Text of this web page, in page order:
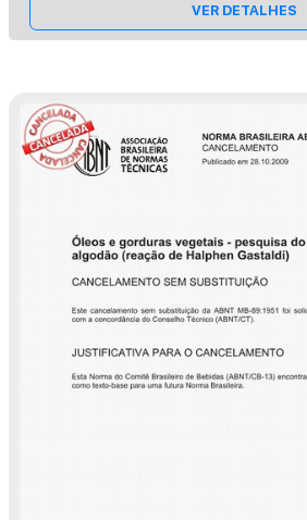
VER DETALHES